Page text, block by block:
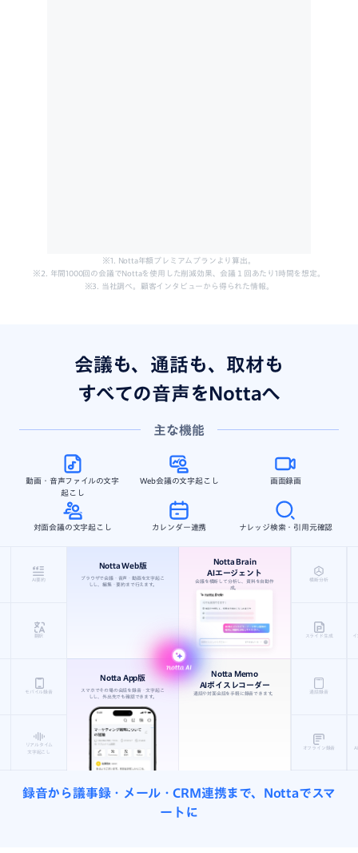
※1. Notta年額プレミアムプランより算出。
※2. 年間1000回の会議でNottaを使用した削減効果、会議１回あたり1時間を想定。
※3. 当社調べ。顧客インタビューから得られた情報。
会議も、通話も、取材も
すべての音声をNottaへ
主な機能
動画・音声ファイルの文字
起こし
Web会議の文字起こし
対面会議の文字起こし
画面録画
カレンダー連携 ナレッジ検索・引用元確認
AI要約
翻訳
モバイル録音
リアルタイム
文字起こし
Notta Web版
ブラウザで会議・音声・動画を文字起こ
しし、編集・要約まで行えます。
Notta Brain
AIエージェント
会議を横断して分析し、資料を自動作
成。
Notta App版
スマホでその場の会話を録音・文字起こ
しし、外出先でも確認できます。
Notta Memo
AIボイスレコーダー
通話や対面会話を手軽に録音できます。
横断分析
スライド生成
通話録音
オフライン録音
録音から議事録・メール・CRM連携まで、Nottaでスマ
ートに